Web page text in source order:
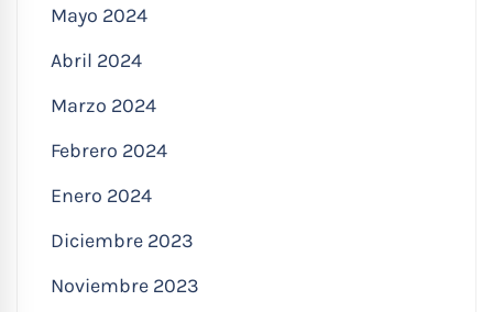
Mayo 2024
Abril 2024
Marzo 2024
Febrero 2024
Enero 2024
Diciembre 2023
Noviembre 2023